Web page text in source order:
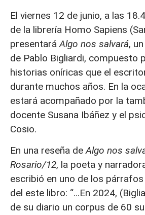
El viernes 12 de junio, a las
de la librería Homo Sapiens
presentaráAlgo nos salvará,
de Pablo Bigliardi, compuesto
historias oníricas que el
durante muchos años. En la
estará acompañado por la
docente Susana Ibáñez y el
Cosio.
En una reseña deAlgo nos
Rosario/12, la poeta y
escribió en uno de los
del este libro: “…En 2024,
de su diario un corpus de 60